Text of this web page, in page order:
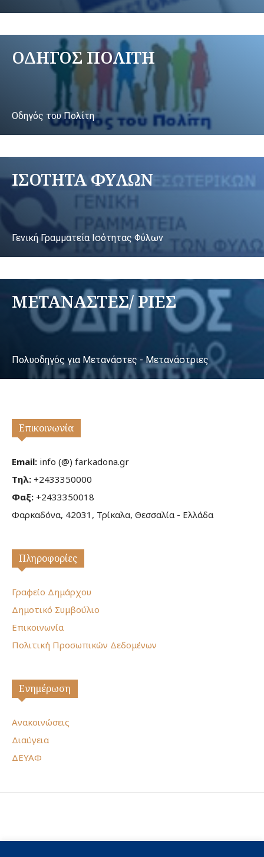
ΟΔΗΓΟΣ ΠΟΛΙΤΗ
Οδηγός του Πολίτη
ΙΣΟΤΗΤΑ ΦΥΛΩΝ
Γενική Γραμματεία Ισότητας Φύλων
ΜΕΤΑΝΑΣΤΕΣ/ ΡΙΕΣ
Πολυοδηγός για Μετανάστες - Μετανάστριες
Επικοινωνία
Email: info (@) farkadona.gr
Τηλ: +2433350000
Φαξ: +2433350018
Φαρκαδόνα, 42031, Τρίκαλα, Θεσσαλία - Ελλάδα
Πληροφορίες
Γραφείο Δημάρχου
Δημοτικό Συμβούλιο
Επικοινωνία
Πολιτική Προσωπικών Δεδομένων
Ενημέρωση
Ανακοινώσεις
Διαύγεια
ΔΕΥΑΦ